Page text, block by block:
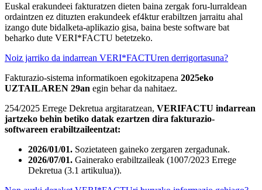
Euskal erakundeei fakturatzen dieten baina zergak foru-lurraldean
ordaintzen ez dituzten erakundeek ef4ktur erabiltzen jarraitu ahal
izango dute bidalketa-aplikazio gisa, baina beste software bat
beharko dute VERI*FACTU betetzeko.
Noiz jarriko da indarrean VERI*FACTUren derrigortasuna?
Fakturazio-sistema informatikoen egokitzapena 2025eko
UZTAILAREN 29an egin behar da nahitaez.
254/2025 Errege Dekretua argitaratzean, VERIFACTU indarrean
jartzeko behin betiko datak ezartzen dira fakturazio-
softwareen erabiltzaileentzat:
2026/01/01. Sozietateen gaineko zergaren zergadunak.
2026/07/01. Gainerako erabiltzaileak (1007/2023 Errege
Dekretua (3.1 artikulua)).